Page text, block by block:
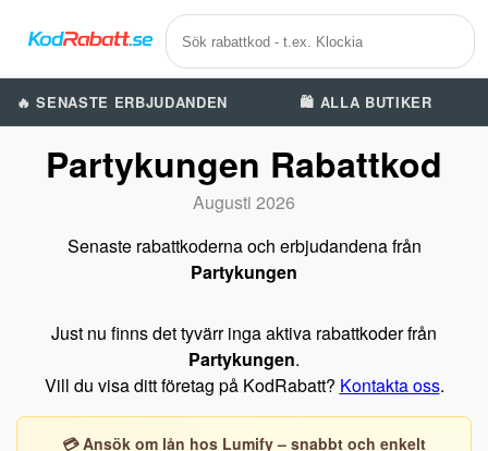
🔥 SENASTE ERBJUDANDEN 🛍️ ALLA BUTIKER
Partykungen Rabattkod
Augusti 2026
Senaste rabattkoderna och erbjudandena från
Partykungen
Just nu finns det tyvärr inga aktiva rabattkoder från
Partykungen.
Vill du visa ditt företag på KodRabatt? Kontakta oss.
💳 Ansök om lån hos Lumify – snabbt och enkelt